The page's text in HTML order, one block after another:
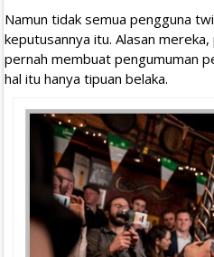
Namun tidak semua pengguna
keputusannya itu. Alasan
pernah membuat pengumuman
hal itu hanya tipuan belaka.